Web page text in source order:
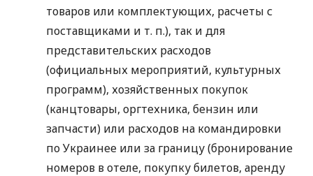
товаров или комплектующих, расчеты с
поставщиками и т. п.), так и для
представительских расходов
(официальных мероприятий, культурных
программ), хозяйственных покупок
(канцтовары, оргтехника, бензин или
запчасти) или расходов на командировки
по Украинее или за границу (бронирование
номеров в отеле, покупку билетов, аренду